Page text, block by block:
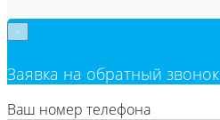
Заявка на обратный звонок
Ваш номер телефона